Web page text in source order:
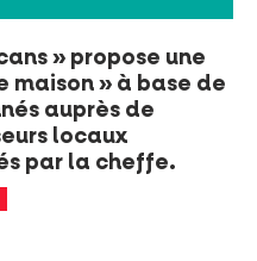
» propose une
maison » à base de
auprès de
locaux
par la cheffe.